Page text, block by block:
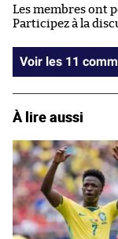
Les membres ont
Participez à la
Voir les
À lire aussi